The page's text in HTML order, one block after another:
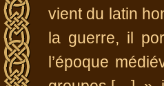
vient du latin
la guerre, il
l’époque